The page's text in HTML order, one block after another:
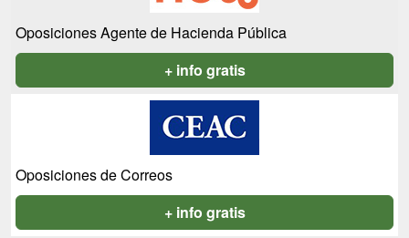
Oposiciones Agente de Hacienda Pública
+ info gratis
Oposiciones de Correos
+ info gratis